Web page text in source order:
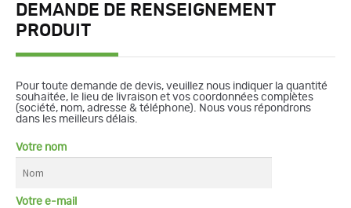
DEMANDE DE RENSEIGNEMENT
PRODUIT
Pour toute demande de devis, veuillez nous indiquer la quantité
souhaitée, le lieu de livraison et vos coordonnées complètes
(société, nom, adresse & téléphone). Nous vous répondrons
dans les meilleurs délais.
Votre nom
Votre e-mail